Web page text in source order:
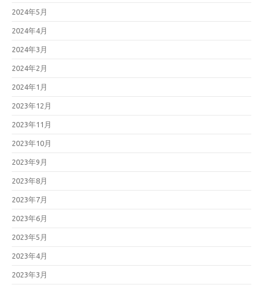
2024年5月
2024年4月
2024年3月
2024年2月
2024年1月
2023年12月
2023年11月
2023年10月
2023年9月
2023年8月
2023年7月
2023年6月
2023年5月
2023年4月
2023年3月